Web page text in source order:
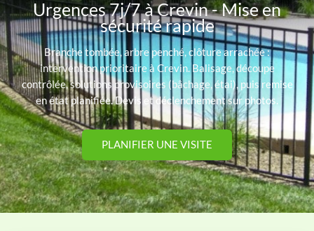
Urgences 7j/7 à Crevin - Mise en
sécurité rapide
Branche tombée, arbre penché, clôture arrachée :
intervention prioritaire à Crevin. Balisage, découpe
contrôlée, solutions provisoires (bâchage, étai), puis remise
en état planifiée. Devis et déclenchement sur photos.
PLANIFIER UNE VISITE